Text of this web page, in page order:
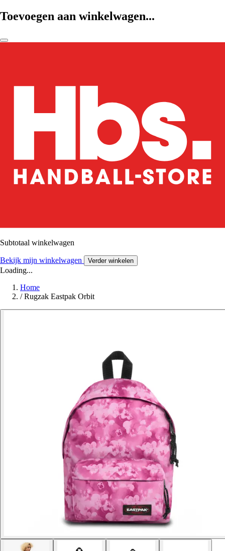
Toevoegen aan winkelwagen...
Subtotaal winkelwagen
Bekijk mijn winkelwagen Verder winkelen
Loading...
Home
/ Rugzak Eastpak Orbit